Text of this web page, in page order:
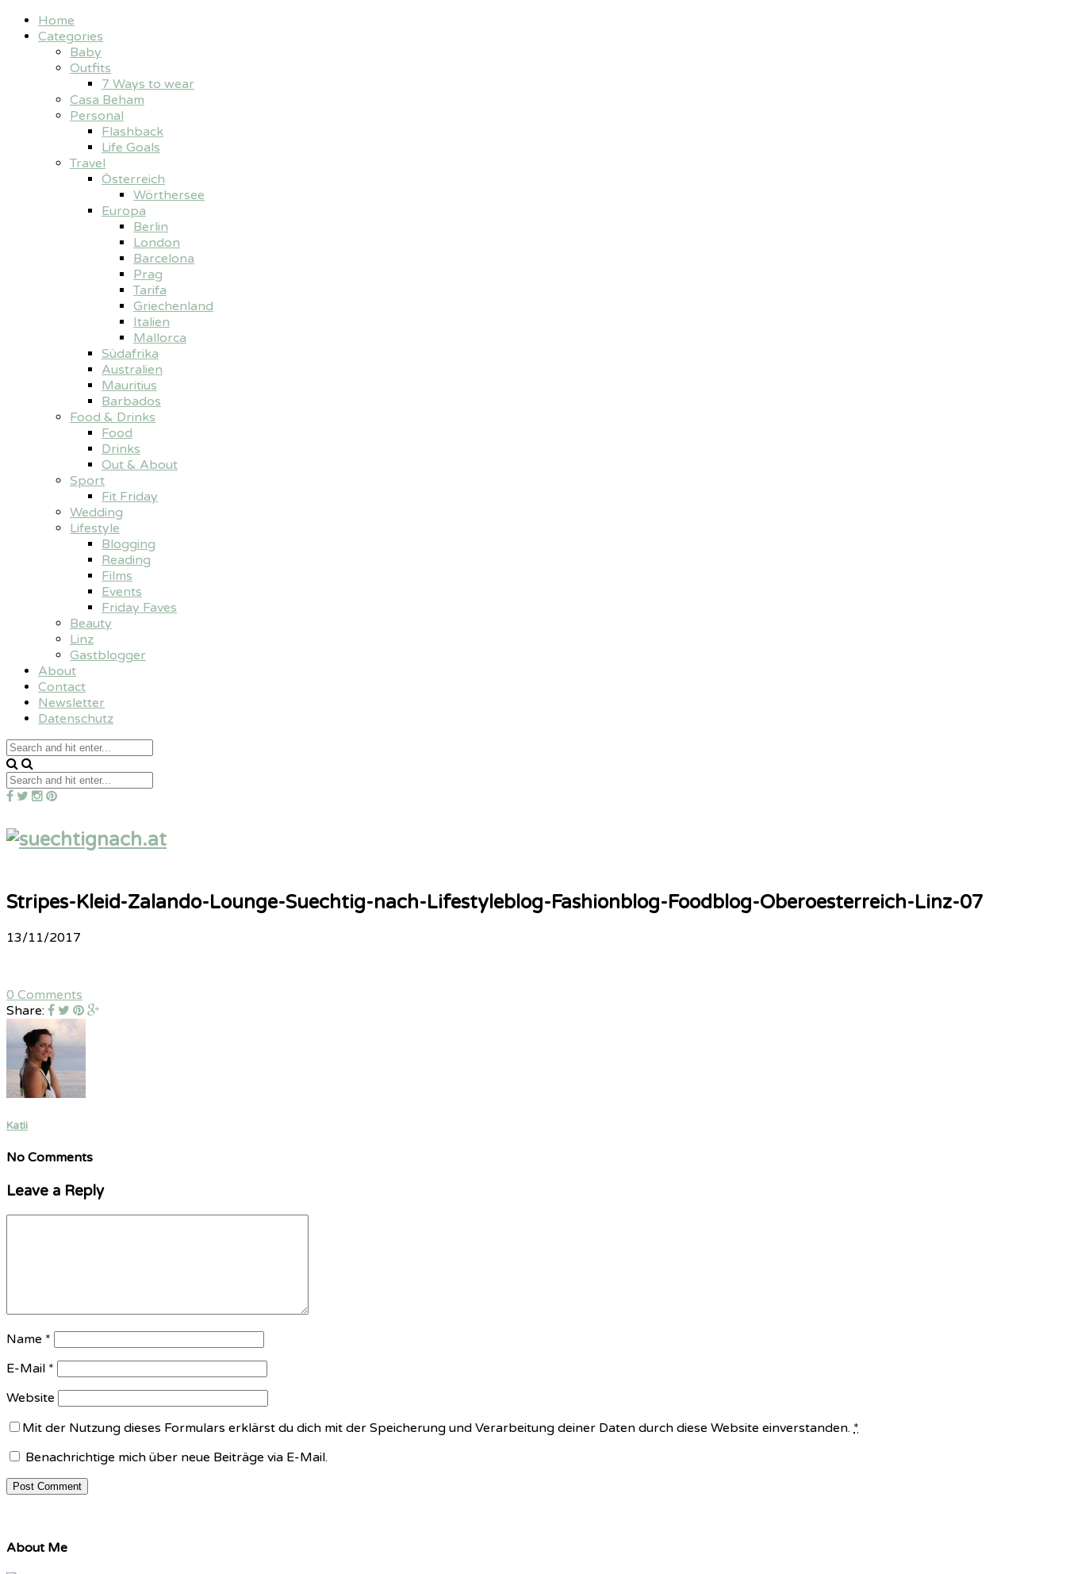
Home
Categories
Baby
Outfits
7 Ways to wear
Casa Beham
Personal
Flashback
Life Goals
Travel
Österreich
Wörthersee
Europa
Berlin
London
Barcelona
Prag
Tarifa
Griechenland
Italien
Mallorca
Südafrika
Australien
Mauritius
Barbados
Food & Drinks
Food
Drinks
Out & About
Sport
Fit Friday
Wedding
Lifestyle
Blogging
Reading
Films
Events
Friday Faves
Beauty
Linz
Gastblogger
About
Contact
Newsletter
Datenschutz
Stripes-Kleid-Zalando-Lounge-Suechtig-nach-Lifestyleblog-Fashionblog-Foodblog-Oberoesterreich-Linz-07
13/11/2017
0 Comments
Share:
Katii
No Comments
Leave a Reply
Name *
E-Mail *
Website
Mit der Nutzung dieses Formulars erklärst du dich mit der Speicherung und Verarbeitung deiner Daten durch diese Website einverstanden. *
Benachrichtige mich über neue Beiträge via E-Mail.
About Me